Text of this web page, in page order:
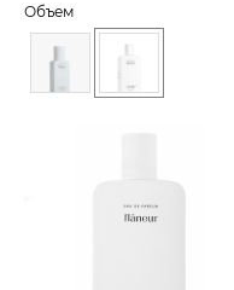
Объем